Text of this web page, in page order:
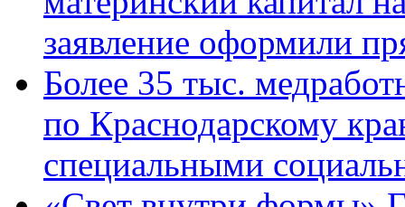
заявление оформили
Более 35 тыс.
по Краснодарскому
специальными